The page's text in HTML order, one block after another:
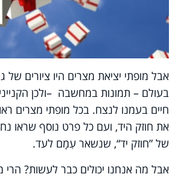
אבל מופתי יציאת מצרים היו ציורים של
בעולם – תמונות במחשבה –ולכן
חיים בעמנו לנצח. בכל מופתי מצרים
את חוזק היד, ועם כל פרט נוסף שראו
של ”חוזק יד“, שנשאר עִמָם לעד.
אבל מה אנחנו יכולים כבר לעשות?